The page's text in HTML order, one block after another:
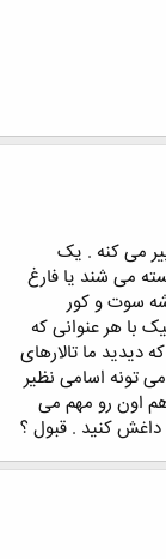
می کنه . یک
می شند یا فارغ
سوت و کور
با هر عنوانی که
دیدید ما تالارهای
تونه اسامی نظیر
اون رو مهم می
کنید . قبول ؟